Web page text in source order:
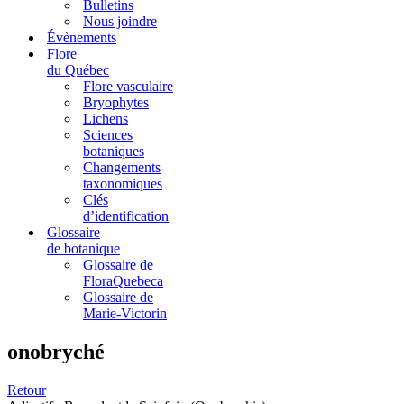
Bulletins
Nous joindre
Évènements
Flore
du Québec
Flore vasculaire
Bryophytes
Lichens
Sciences
botaniques
Changements
taxonomiques
Clés
d’identification
Glossaire
de botanique
Glossaire de
FloraQuebeca
Glossaire de
Marie-Victorin
onobryché
Retour